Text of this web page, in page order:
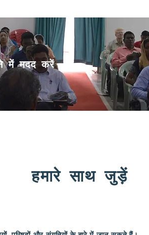
में मदद करें
हमारे साथ जुड़ें